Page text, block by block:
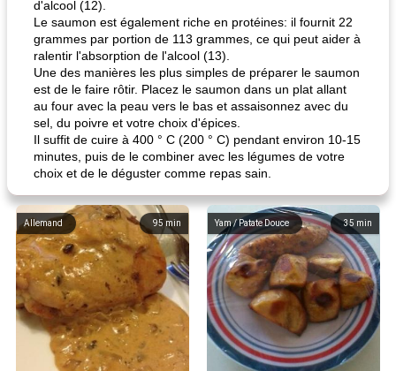
d'alcool (12).
Le saumon est également riche en protéines: il fournit 22
grammes par portion de 113 grammes, ce qui peut aider à
ralentir l'absorption de l'alcool (13).
Une des manières les plus simples de préparer le saumon
est de le faire rôtir. Placez le saumon dans un plat allant
au four avec la peau vers le bas et assaisonnez avec du
sel, du poivre et votre choix d'épices.
Il suffit de cuire à 400 ° C (200 ° C) pendant environ 10-15
minutes, puis de le combiner avec les légumes de votre
choix et de le déguster comme repas sain.
95 min
Allemand 35 min
Yam / Patate Douce